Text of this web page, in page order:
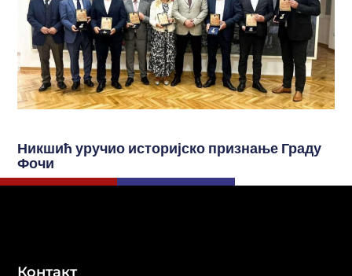
Никшић уручио историјско признање Граду
Фочи
Контакт